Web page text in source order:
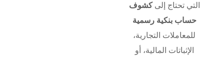
التي تحتاج إلىكشوف
حساب بنكية رسمية
للمعاملات التجارية،
الإثباتات المالية، أو